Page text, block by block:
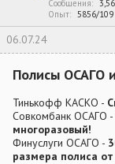
Сообщения
Опыт
5856/109
06.07.24
Полисы ОСАГО
Тинькофф КАСКО -
Совкомбанк ОСАГО -
многоразовый!
Финуслуги ОСАГО -
размера полиса